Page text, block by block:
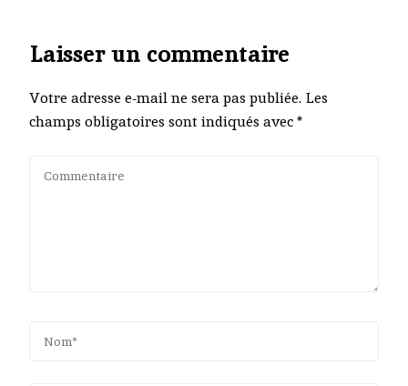
Laisser un commentaire
Votre adresse e-mail ne sera pas publiée. Les
champs obligatoires sont indiqués avec*